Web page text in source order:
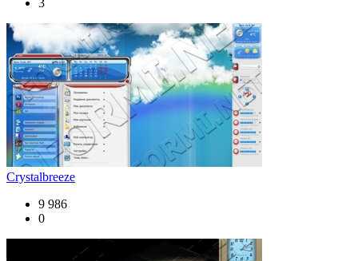
3
Crystalbreeze
9 986
0